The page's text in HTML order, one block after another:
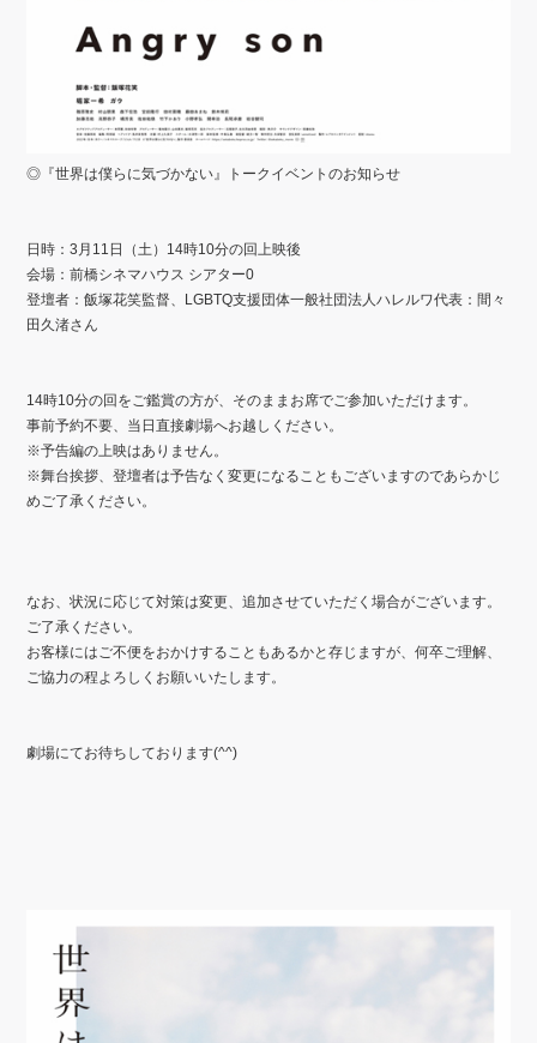
◎『世界は僕らに気づかない』トークイベントのお知らせ
日時：3 月11 日（土） 14時10分の回上映後
会場：前橋シネマハウス シアター0
登壇者：飯塚花笑監督、LGBTQ支援団体一般社団法人ハレルワ代表：間々
田久渚さん
14時10分の回をご鑑賞の方が、そのままお席でご参加いただけます。
事前予約不要、当日直接劇場へお越しください。
※予告編の上映はありません。
※舞台挨拶、登壇者は予告なく変更になることもございますのであらかじ
めご了承ください。
なお、状況に応じて対策は変更、追加させていただく場合がございます。
ご了承ください。
お客様にはご不便をおかけすることもあるかと存じますが、何卒ご理解、
ご協力の程よろしくお願いいたします。
劇場にてお待ちしております(^^)